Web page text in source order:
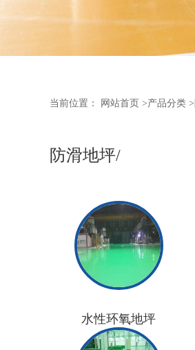
当前位置： 网站首页 >产品分类 >
防滑地坪/
水性环氧地坪